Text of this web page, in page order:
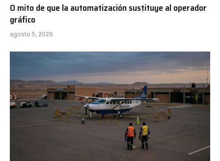
O mito de que la automatización sustituye al operador
gráfico
agosto 5, 2026